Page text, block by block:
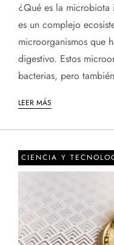
¿Qué es la microbiota
es un complejo
microorganismos que
digestivo. Estos
bacterias, pero
LEER MÁS
CIENCIA Y